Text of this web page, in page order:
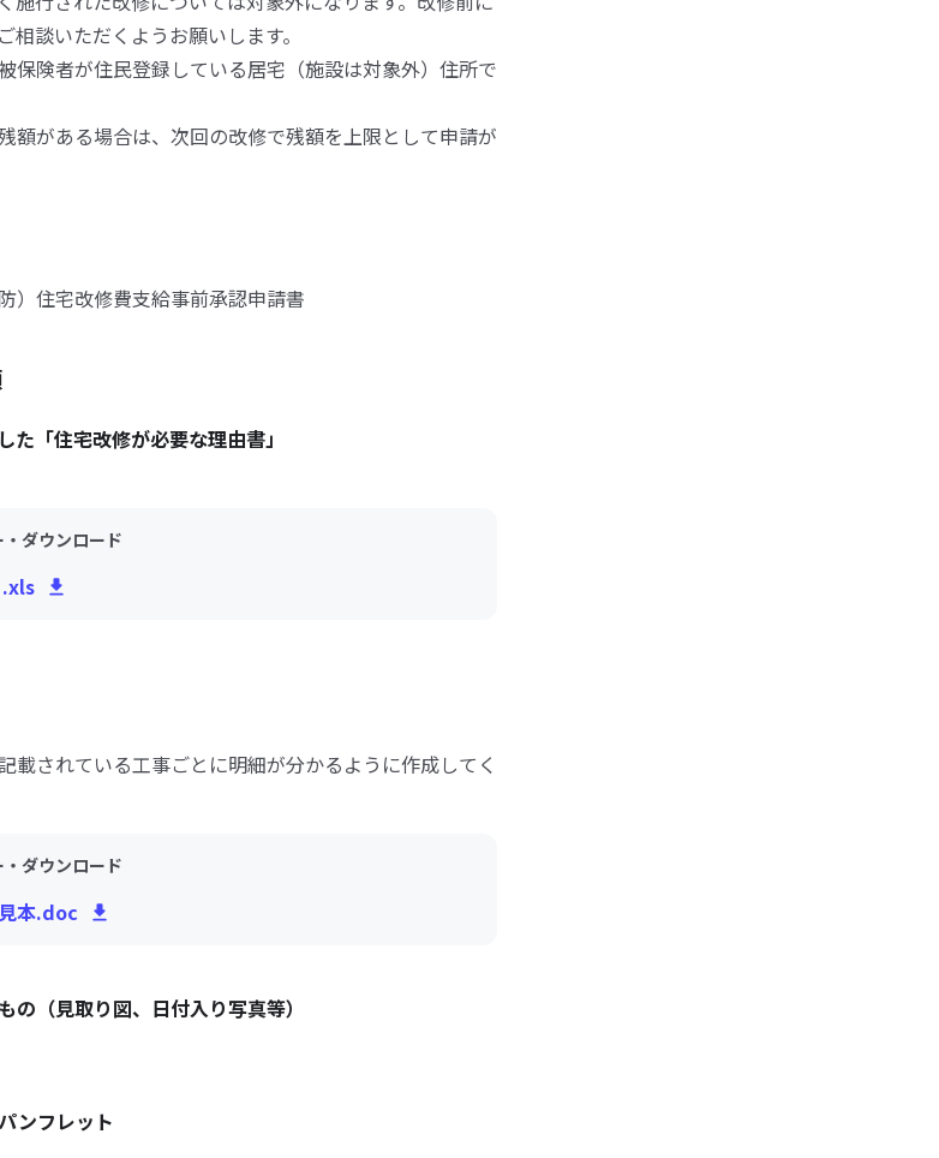
談いただくようお願いします。
保険者が住民登録している居宅（施設は対象外）住所で
額がある場合は、次回の改修で残額を上限として申請が
）住宅改修費支給事前承認申請書
「住宅改修が必要な理由書」
ダウンロード
.xls
載されている工事ごとに明細が分かるように作成してく
ダウンロード
本.doc
（見取り図、日付入り写真等）
ンフレット